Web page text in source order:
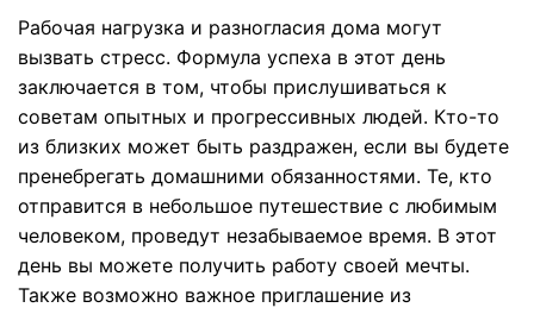
Рабочая нагрузка и разногласия дома могут
вызвать стресс. Формула успеха в этот день
заключается в том, чтобы прислушиваться к
советам опытных и прогрессивных людей. Кто-то
из близких может быть раздражен, если вы будете
пренебрегать домашними обязанностями. Те, кто
отправится в небольшое путешествие с любимым
человеком, проведут незабываемое время. В этот
день вы можете получить работу своей мечты.
Также возможно важное приглашение из